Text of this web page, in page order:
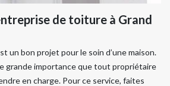
de toiture à Grand
un bon projet pour le soin d’une maison.
grande importance que tout propriétaire
en charge. Pour ce service, faites